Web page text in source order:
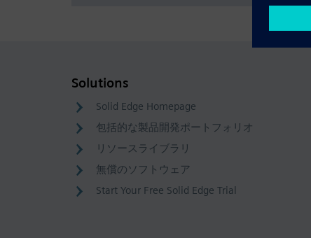
Solutions
Solid Edge Homepage
包括的な製品開発ポートフォリオ
リソースライブラリ
無償のソフトウェア
Start Your Free Solid Edge Trial